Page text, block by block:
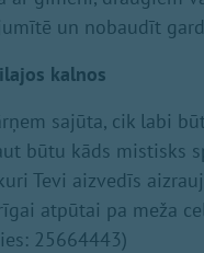
un nobaudīt
kalnos
sajūta, cik labi
būtu kāds mistisks
Tevi aizvedīs
atpūtai pa meža
25664443)